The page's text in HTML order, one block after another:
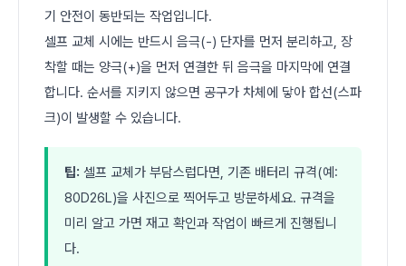
기 안전이 동반되는 작업입니다.
셀프 교체 시에는 반드시 음극(-) 단자를 먼저 분리하고, 장
착할 때는 양극(+)을 먼저 연결한 뒤 음극을 마지막에 연결
합니다. 순서를 지키지 않으면 공구가 차체에 닿아 합선(스파
크)이 발생할 수 있습니다.
팁: 셀프 교체가 부담스럽다면, 기존 배터리 규격(예:
80D26L)을 사진으로 찍어두고 방문하세요. 규격을
미리 알고 가면 재고 확인과 작업이 빠르게 진행됩니
다.